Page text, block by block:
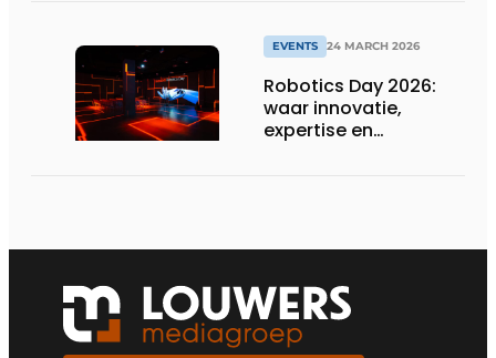
EVENTS 24 MARCH 2026
Robotics Day 2026:
waar innovatie,
expertise en